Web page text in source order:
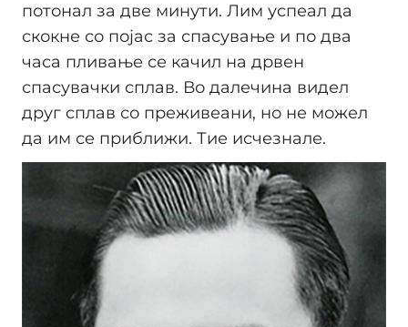
потонал за две минути. Лим успеал да
скокне со појас за спасување и по два
часа пливање се качил на дрвен
спасувачки сплав. Во далечина видел
друг сплав со преживеани, но не можел
да им се приближи. Тие исчезнале.